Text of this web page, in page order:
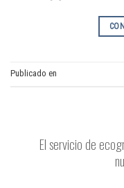
Publicado en
El servicio de